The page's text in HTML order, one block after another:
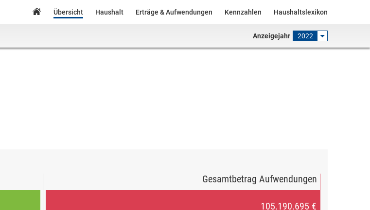
Übersicht Haushalt Erträge & Aufwendungen Kennzahlen Haushaltslexikon
Anzeigejahr 2022
Gesamtbetrag Aufwendungen
105.190.695 €